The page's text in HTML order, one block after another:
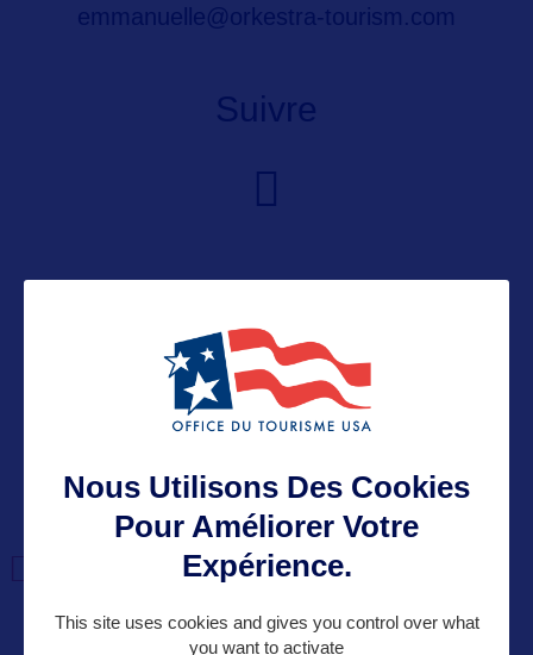
emmanuelle@orkestra-tourism.com
Suivre
VOIR LE SITE
DANS LA MÊME
CATEGORIE
Nous Utilisons Des Cookies
Pour Améliorer Votre
Expérience.
This site uses cookies and gives you control over what
you want to activate